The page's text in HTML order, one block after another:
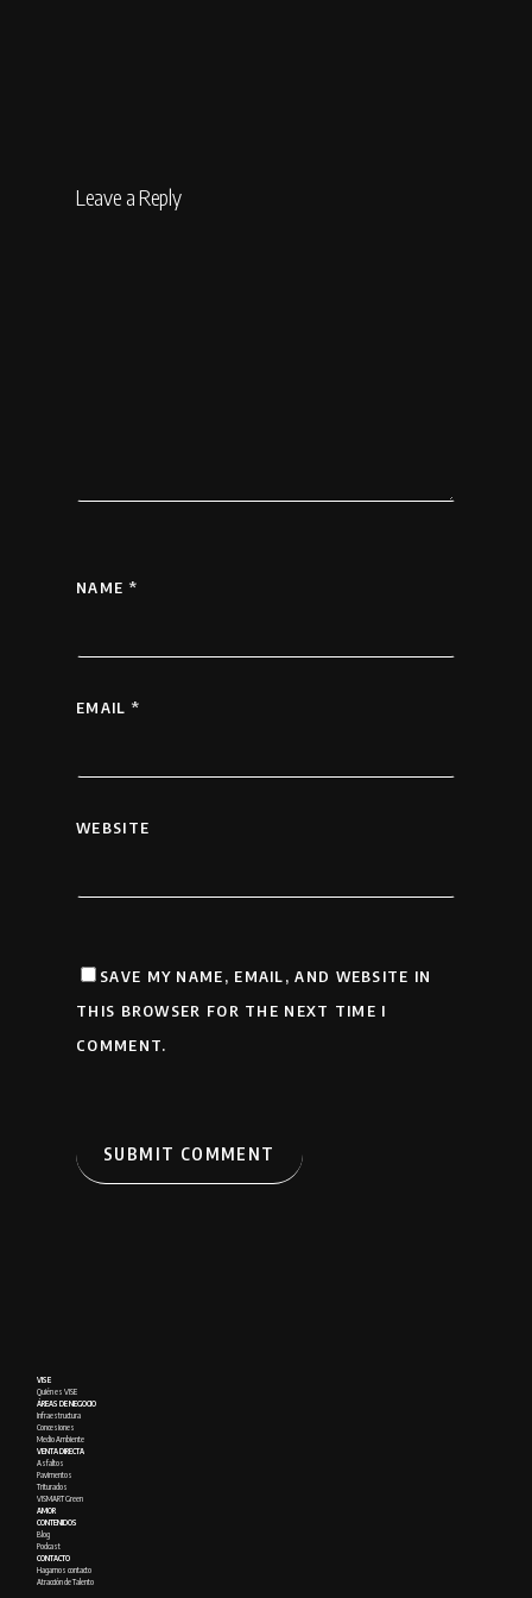
Leave a Reply
NAME *
EMAIL *
WEBSITE
SAVE MY NAME, EMAIL, AND WEBSITE IN
THIS BROWSER FOR THE NEXT TIME I
COMMENT.
VISE
Quién es VISE
ÁREAS DE NEGOCIO
Infraestructura
Concesiones
Medio Ambiente
VENTA DIRECTA
Asfaltos
Pavimentos
Triturados
VISMART Green
AMOR
CONTENIDOS
Blog
Podcast
CONTACTO
Hagamos contacto
Atracción de Talento